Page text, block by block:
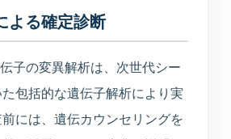
よる確定診断
子の変異解析は、次世代シー
包括的な遺伝子解析により実
には、遺伝カウンセリングを